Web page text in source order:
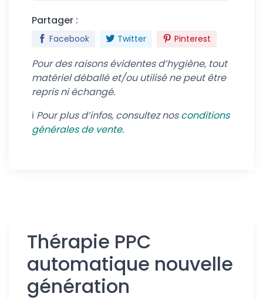
Partager :
Facebook Twitter Pinterest
Pour des raisons évidentes d’hygiène, tout
matériel déballé et/ou utilisé ne peut être
repris ni échangé.
ℹ️ Pour plus d’infos, consultez nos conditions
générales de vente.
Thérapie PPC
automatique nouvelle
génération